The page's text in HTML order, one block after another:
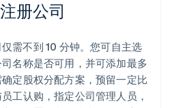
册公司
需不到 10 分钟。您可自主选
名称是否可用，并可添加最多
定股权分配方案，预留一定比
工认购，指定公司管理人员，